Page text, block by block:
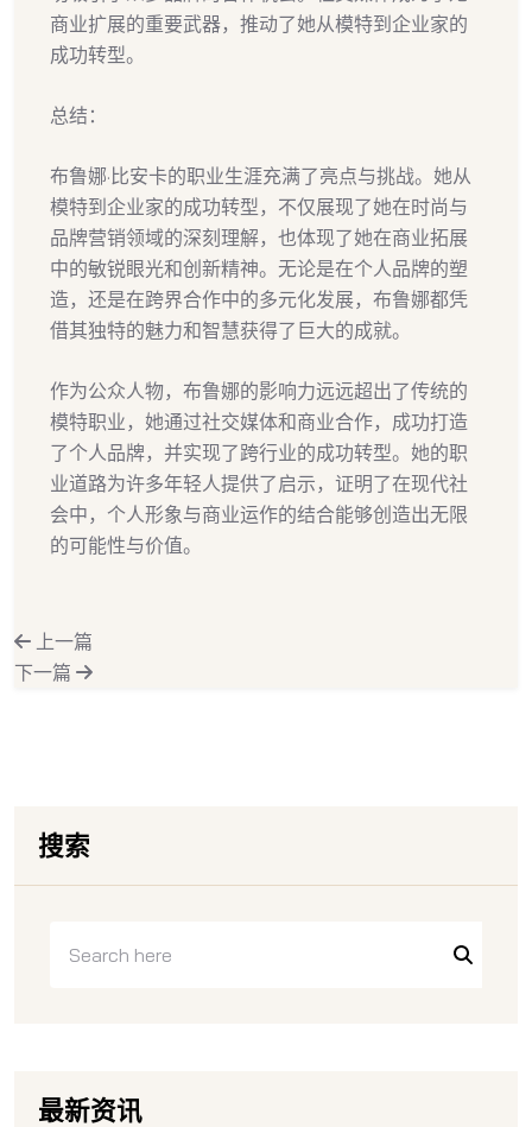
商业扩展的重要武器，推动了她从模特到企业家的
成功转型。
总结：
布鲁娜·比安卡的职业生涯充满了亮点与挑战。她从
模特到企业家的成功转型，不仅展现了她在时尚与
品牌营销领域的深刻理解，也体现了她在商业拓展
中的敏锐眼光和创新精神。无论是在个人品牌的塑
造，还是在跨界合作中的多元化发展，布鲁娜都凭
借其独特的魅力和智慧获得了巨大的成就。
作为公众人物，布鲁娜的影响力远远超出了传统的
模特职业，她通过社交媒体和商业合作，成功打造
了个人品牌，并实现了跨行业的成功转型。她的职
业道路为许多年轻人提供了启示，证明了在现代社
会中，个人形象与商业运作的结合能够创造出无限
的可能性与价值。
上一篇
下一篇
搜索
最新资讯